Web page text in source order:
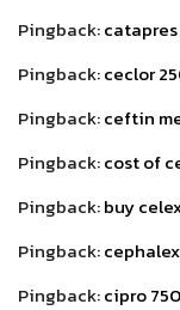
Pingback:
Pingback:ceclor
Pingback:ceftin
Pingback:cost of
Pingback:buy
Pingback:
Pingback:cipro